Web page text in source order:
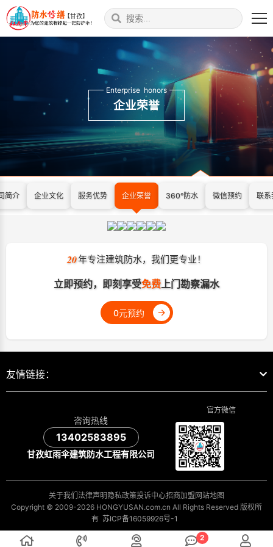
【甘孜】
企业荣誉
Enterprise honors
简介 企业文化 服务优势 企业荣誉 360°防水 微信预约 联系
20年专注建筑防水，我们更专业！
立即预约，即刻享受免费上门勘察漏水
0元预约 →
友情链接：
咨询热线
13402583895
甘孜虹雨伞建筑防水工程有限公司
官方微信
关于我们 法律声明隐私政策投诉中心招商加盟 网站地图
Copyright © 2009-2026 HONGYUSAN.com.cn All Rights Reserved 版权所
有 苏ICP备16059926号-1